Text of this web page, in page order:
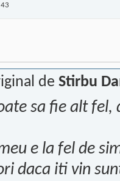
43
de Stirbu
sa fie alt fel,
e la fel de
daca iti vin